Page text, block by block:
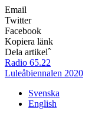
Email
Twitter
Facebook
Kopiera länk
Dela artikelˆ
Radio 65.22
Luleåbiennalen 2020
Svenska
English